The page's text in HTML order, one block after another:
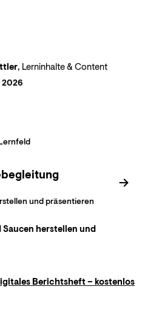
, Lerninhalte & Content
2026
und präsentieren
Saucen herstellen und
Berichtsheft – kostenlos